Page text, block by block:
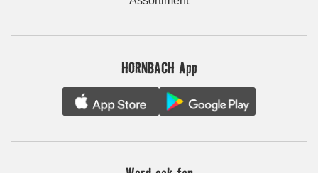
HORNBACH App